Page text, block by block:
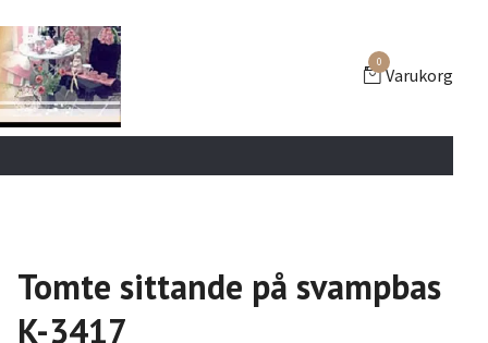
0
Varukorg
Tomte sittande på svampbas
K-3417